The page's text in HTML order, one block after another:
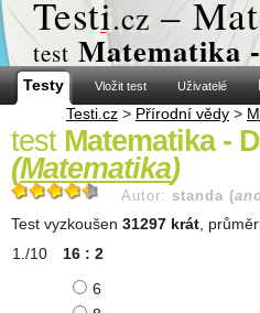
Testi.cz –
test Matematika
Testy Vložit test Uživatelé
Testi.cz > Přírodní vědy >
test Matematika -
(Matematika)
Autor: standa (
Test vyzkoušen 31297 krát ,
16 : 2
6